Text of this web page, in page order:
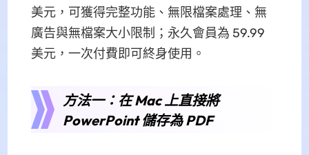
美元，可獲得完整功能、無限檔案處理、無
廣告與無檔案大小限制；永久會員為 59.99
美元，一次付費即可終身使用。
方法一：在 Mac 上直接將
PowerPoint 儲存為 PDF